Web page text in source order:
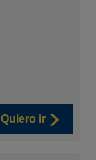
Quiero ir